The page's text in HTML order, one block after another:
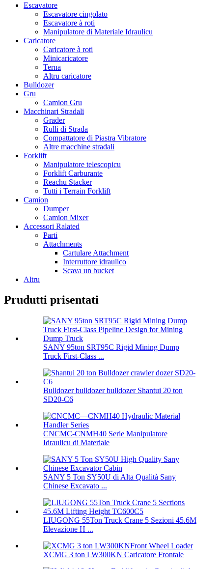
Escavatore
Escavatore cingolato
Escavatore à roti
Manipulatore di Materiale Idraulicu
Caricatore
Caricatore à roti
Minicaricatore
Terna
Altru caricatore
Bulldozer
Gru
Camion Gru
Macchinari Stradali
Grader
Rulli di Strada
Compattatore di Piastra Vibratore
Altre macchine stradali
Forklift
Manipulatore telescopicu
Forklift Carburante
Reachu Stacker
Tutti i Terrain Forklift
Camion
Dumper
Camion Mixer
Accessori Ralated
Parti
Attachments
Cartulare Attachment
Interruttore idraulico
Scava un bucket
Altru
Prudutti prisentati
SANY 95ton SRT95C Rigid Mining Dump
Truck First-Class ...
Bulldozer bulldozer bulldozer Shantui 20 ton
SD20-C6
CNCMC-CNMH40 Serie Manipulatore
Idraulicu di Materiale
SANY 5 Ton SY50U di Alta Qualità Sany
Chinese Excavato ...
LIUGONG 55Ton Truck Crane 5 Sezioni 45.6M
Elevazione H ...
XCMG 3 ton LW300KN Caricatore Frontale